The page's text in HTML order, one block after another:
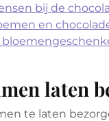
bij de
en
laten
te laten